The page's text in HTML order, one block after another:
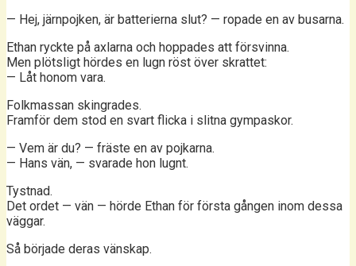
— Hej, järnpojken, är batterierna slut? — ropade en av busarna.
Ethan ryckte på axlarna och hoppades att försvinna.
Men plötsligt hördes en lugn röst över skrattet:
— Låt honom vara.
Folkmassan skingrades.
Framför dem stod en svart flicka i slitna gympaskor.
— Vem är du? — fräste en av pojkarna.
— Hans vän, — svarade hon lugnt.
Tystnad.
Det ordet — vän — hörde Ethan för första gången inom dessa
väggar.
Så började deras vänskap.